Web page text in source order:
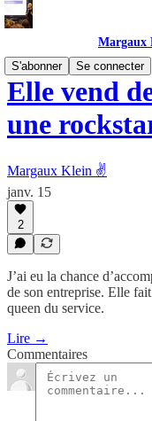
Margaux
S'abonner
Se connecter
Elle vend
une
Margaux Klein ✌️
janv. 15
2
J’ai eu la chance
de son entreprise. Elle
queen du service.
Lire →
Commentaires